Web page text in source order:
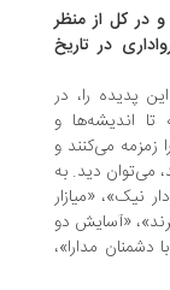
از منظر
تاریخ
را، در
و
می‌كنند و
دید. به
«میازار
دو